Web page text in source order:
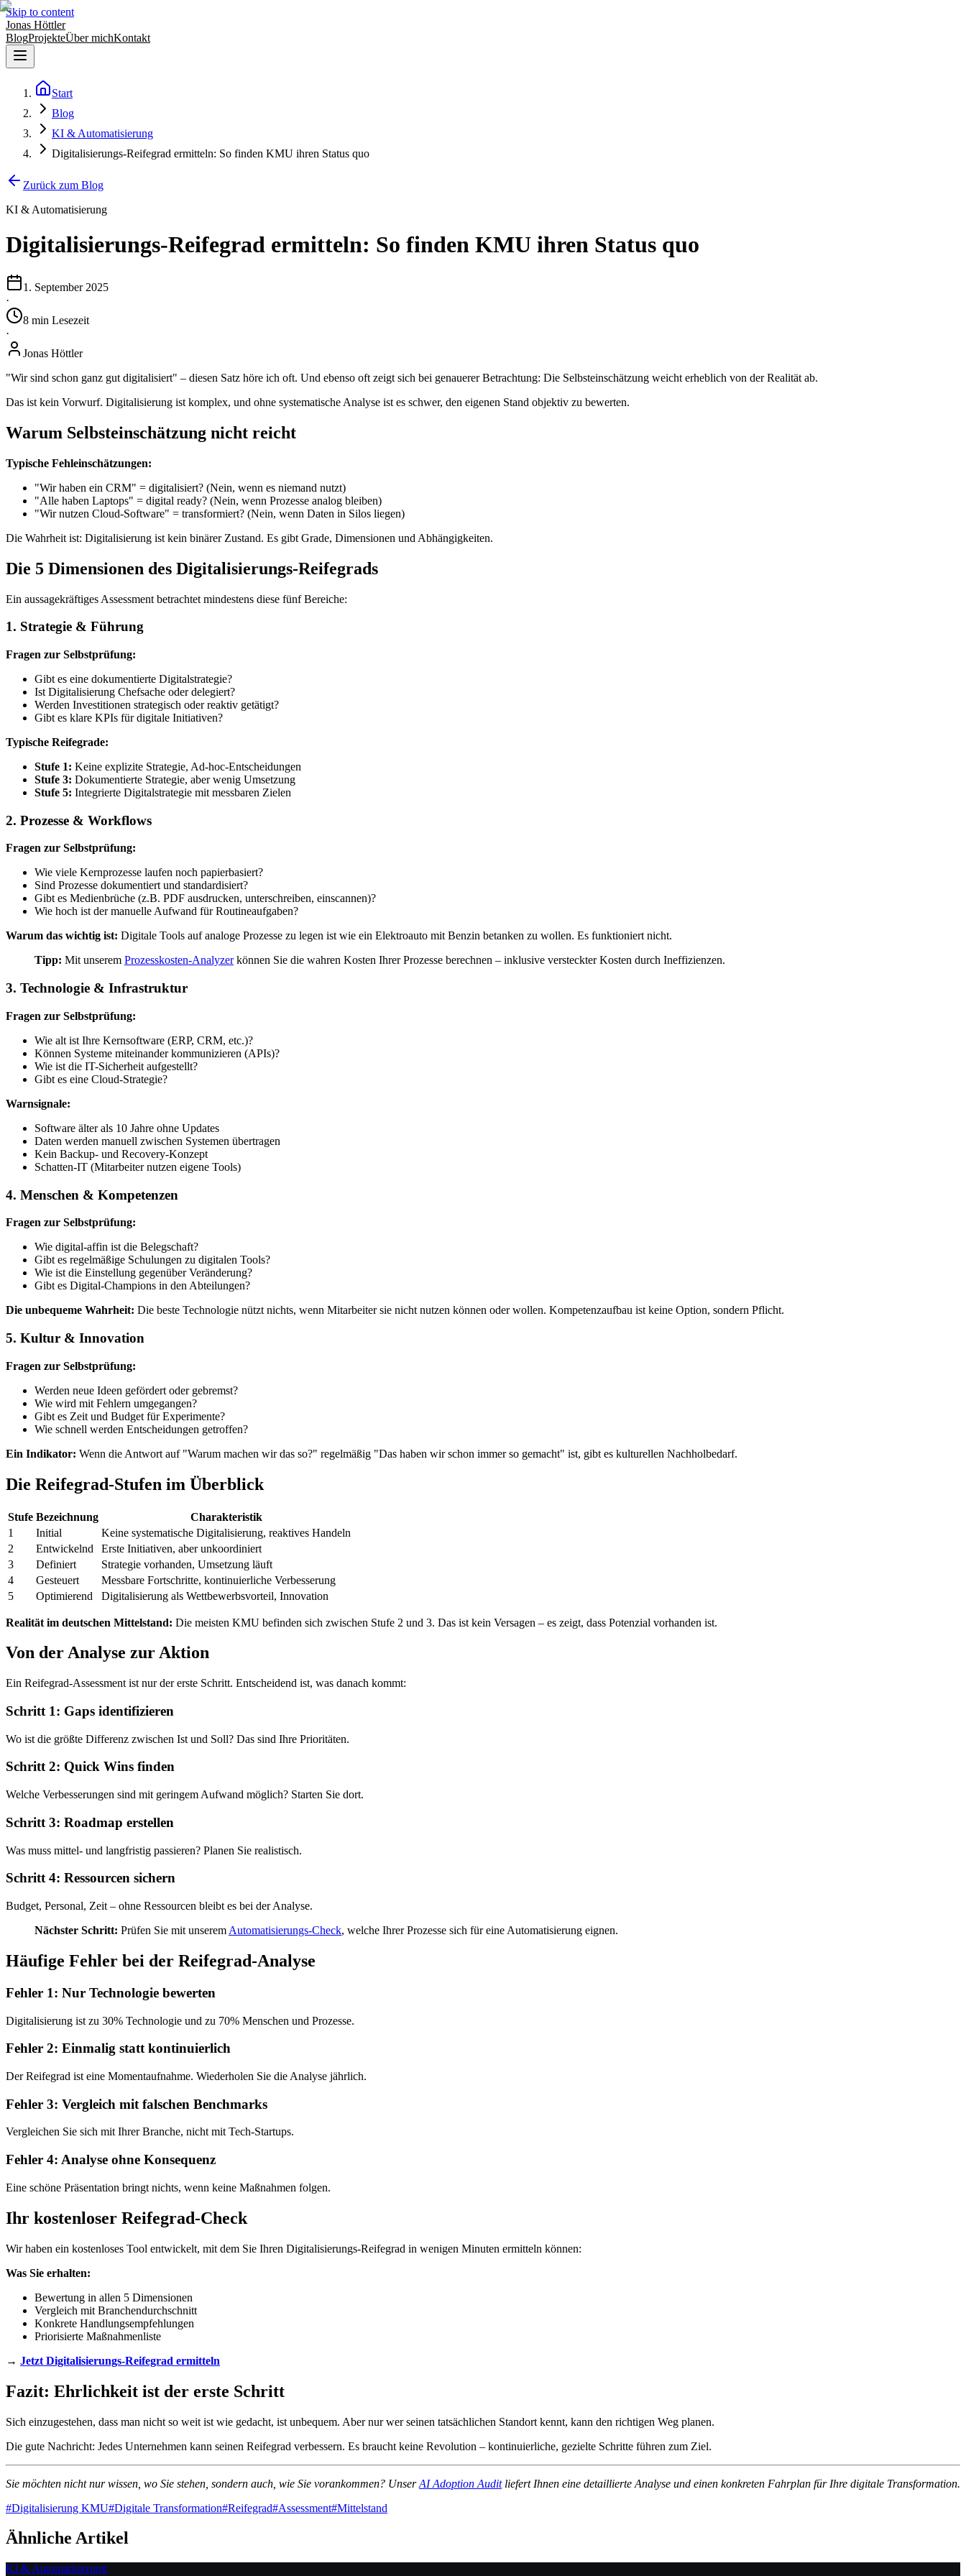
Skip to content
Jonas Höttler
BlogProjekteÜber michKontakt
Start
Blog
KI & Automatisierung
Digitalisierungs-Reifegrad ermitteln: So finden KMU ihren Status quo
Zurück zum Blog
KI & Automatisierung
Digitalisierungs-Reifegrad ermitteln: So finden KMU ihren Status quo
1. September 2025
·
8 min Lesezeit
·
Jonas Höttler
"Wir sind schon ganz gut digitalisiert" – diesen Satz höre ich oft. Und ebenso oft zeigt sich bei genauerer Betrachtung: Die Selbsteinschätzung weicht erheblich von der Realität ab.
Das ist kein Vorwurf. Digitalisierung ist komplex, und ohne systematische Analyse ist es schwer, den eigenen Stand objektiv zu bewerten.
Warum Selbsteinschätzung nicht reicht
Typische Fehleinschätzungen:
"Wir haben ein CRM" = digitalisiert? (Nein, wenn es niemand nutzt)
"Alle haben Laptops" = digital ready? (Nein, wenn Prozesse analog bleiben)
"Wir nutzen Cloud-Software" = transformiert? (Nein, wenn Daten in Silos liegen)
Die Wahrheit ist: Digitalisierung ist kein binärer Zustand. Es gibt Grade, Dimensionen und Abhängigkeiten.
Die 5 Dimensionen des Digitalisierungs-Reifegrads
Ein aussagekräftiges Assessment betrachtet mindestens diese fünf Bereiche:
1. Strategie & Führung
Fragen zur Selbstprüfung:
Gibt es eine dokumentierte Digitalstrategie?
Ist Digitalisierung Chefsache oder delegiert?
Werden Investitionen strategisch oder reaktiv getätigt?
Gibt es klare KPIs für digitale Initiativen?
Typische Reifegrade:
Stufe 1: Keine explizite Strategie, Ad-hoc-Entscheidungen
Stufe 3: Dokumentierte Strategie, aber wenig Umsetzung
Stufe 5: Integrierte Digitalstrategie mit messbaren Zielen
2. Prozesse & Workflows
Fragen zur Selbstprüfung:
Wie viele Kernprozesse laufen noch papierbasiert?
Sind Prozesse dokumentiert und standardisiert?
Gibt es Medienbrüche (z.B. PDF ausdrucken, unterschreiben, einscannen)?
Wie hoch ist der manuelle Aufwand für Routineaufgaben?
Warum das wichtig ist: Digitale Tools auf analoge Prozesse zu legen ist wie ein Elektroauto mit Benzin betanken zu wollen. Es funktioniert nicht.
Tipp: Mit unserem Prozesskosten-Analyzerkönnen Sie die wahren Kosten Ihrer Prozesse berechnen – inklusive versteckter Kosten durch Ineffizienzen.
3. Technologie & Infrastruktur
Fragen zur Selbstprüfung:
Wie alt ist Ihre Kernsoftware (ERP, CRM, etc.)?
Können Systeme miteinander kommunizieren (APIs)?
Wie ist die IT-Sicherheit aufgestellt?
Gibt es eine Cloud-Strategie?
Warnsignale:
Software älter als 10 Jahre ohne Updates
Daten werden manuell zwischen Systemen übertragen
Kein Backup- und Recovery-Konzept
Schatten-IT (Mitarbeiter nutzen eigene Tools)
4. Menschen & Kompetenzen
Fragen zur Selbstprüfung:
Wie digital-affin ist die Belegschaft?
Gibt es regelmäßige Schulungen zu digitalen Tools?
Wie ist die Einstellung gegenüber Veränderung?
Gibt es Digital-Champions in den Abteilungen?
Die unbequeme Wahrheit: Die beste Technologie nützt nichts, wenn Mitarbeiter sie nicht nutzen können oder wollen. Kompetenzaufbau ist keine Option, sondern Pflicht.
5. Kultur & Innovation
Fragen zur Selbstprüfung:
Werden neue Ideen gefördert oder gebremst?
Wie wird mit Fehlern umgegangen?
Gibt es Zeit und Budget für Experimente?
Wie schnell werden Entscheidungen getroffen?
Ein Indikator: Wenn die Antwort auf "Warum machen wir das so?" regelmäßig "Das haben wir schon immer so gemacht" ist, gibt es kulturellen Nachholbedarf.
Die Reifegrad-Stufen im Überblick
Stufe Bezeichnung
Charakteristik
1
Initial
Keine systematische Digitalisierung, reaktives Handeln
2
Entwickelnd
Erste Initiativen, aber unkoordiniert
3
Definiert
Strategie vorhanden, Umsetzung läuft
4
Gesteuert
Messbare Fortschritte, kontinuierliche Verbesserung
5
Optimierend Digitalisierung als Wettbewerbsvorteil, Innovation
Realität im deutschen Mittelstand: Die meisten KMU befinden sich zwischen Stufe 2 und 3. Das ist kein Versagen – es zeigt, dass Potenzial vorhanden ist.
Von der Analyse zur Aktion
Ein Reifegrad-Assessment ist nur der erste Schritt. Entscheidend ist, was danach kommt:
Schritt 1: Gaps identifizieren
Wo ist die größte Differenz zwischen Ist und Soll? Das sind Ihre Prioritäten.
Schritt 2: Quick Wins finden
Welche Verbesserungen sind mit geringem Aufwand möglich? Starten Sie dort.
Schritt 3: Roadmap erstellen
Was muss mittel- und langfristig passieren? Planen Sie realistisch.
Schritt 4: Ressourcen sichern
Budget, Personal, Zeit – ohne Ressourcen bleibt es bei der Analyse.
Nächster Schritt: Prüfen Sie mit unserem Automatisierungs-Check, welche Ihrer Prozesse sich für eine Automatisierung eignen.
Häufige Fehler bei der Reifegrad-Analyse
Fehler 1: Nur Technologie bewerten
Digitalisierung ist zu 30% Technologie und zu 70% Menschen und Prozesse.
Fehler 2: Einmalig statt kontinuierlich
Der Reifegrad ist eine Momentaufnahme. Wiederholen Sie die Analyse jährlich.
Fehler 3: Vergleich mit falschen Benchmarks
Vergleichen Sie sich mit Ihrer Branche, nicht mit Tech-Startups.
Fehler 4: Analyse ohne Konsequenz
Eine schöne Präsentation bringt nichts, wenn keine Maßnahmen folgen.
Ihr kostenloser Reifegrad-Check
Wir haben ein kostenloses Tool entwickelt, mit dem Sie Ihren Digitalisierungs-Reifegrad in wenigen Minuten ermitteln können:
Was Sie erhalten:
Bewertung in allen 5 Dimensionen
Vergleich mit Branchendurchschnitt
Konkrete Handlungsempfehlungen
Priorisierte Maßnahmenliste
→ Jetzt Digitalisierungs-Reifegrad ermitteln
Fazit: Ehrlichkeit ist der erste Schritt
Sich einzugestehen, dass man nicht so weit ist wie gedacht, ist unbequem. Aber nur wer seinen tatsächlichen Standort kennt, kann den richtigen Weg planen.
Die gute Nachricht: Jedes Unternehmen kann seinen Reifegrad verbessern. Es braucht keine Revolution – kontinuierliche, gezielte Schritte führen zum Ziel.
Sie möchten nicht nur wissen, wo Sie stehen, sondern auch, wie Sie vorankommen? UnserAI Adoption Auditliefert Ihnen eine detaillierte Analyse und einen konkreten Fahrplan für Ihre digitale Transformation.
#Digitalisierung KMU#Digitale Transformation#Reifegrad#Assessment#Mittelstand
Ähnliche Artikel
KI & Automatisierung